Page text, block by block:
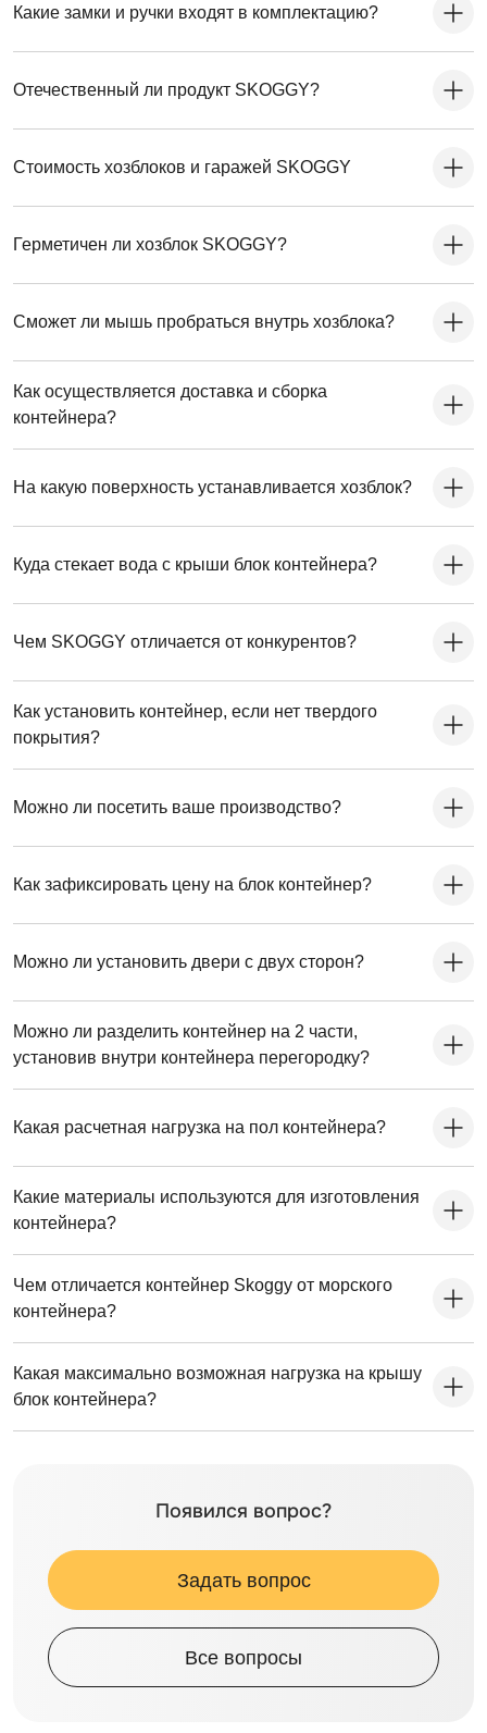
Какие замки и ручки входят в комплектацию?
Отечественный ли продукт SKOGGY?
Стоимость хозблоков и гаражей SKOGGY
Герметичен ли хозблок SKOGGY?
Сможет ли мышь пробраться внутрь хозблока?
Как осуществляется доставка и сборка
контейнера?
На какую поверхность устанавливается хозблок?
Куда стекает вода с крыши блок контейнера?
Чем SKOGGY отличается от конкурентов?
Как установить контейнер, если нет твердого
покрытия?
Можно ли посетить ваше производство?
Как зафиксировать цену на блок контейнер?
Можно ли установить двери с двух сторон?
Можно ли разделить контейнер на 2 части,
установив внутри контейнера перегородку?
Какая расчетная нагрузка на пол контейнера?
Какие материалы используются для изготовления
контейнера?
Чем отличается контейнер Skoggy от морского
контейнера?
Какая максимально возможная нагрузка на крышу
блок контейнера?
Появился вопрос?
Задать вопрос
Все вопросы